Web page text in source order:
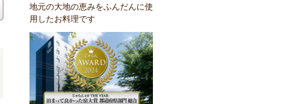
地元の大地の恵みをふんだんに使
用したお料理です